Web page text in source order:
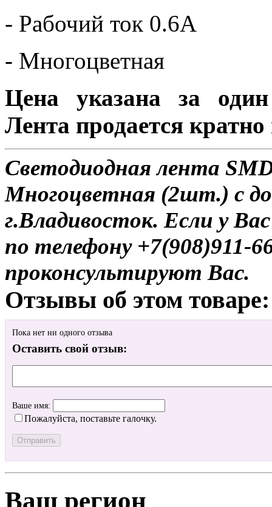
- Рабочий ток 0.6А
- Многоцветная
Цена указана за
Лента продается кратно
Светодиодная лента
Многоцветная (2шт.) с
г.Владивосток. Если у
по телефону
проконсультируют Вас.
Отзывы об этом товаре:
Пока нет ни одного отзыва
Оставить свой отзыв:
Ваше имя:
Пожалуйста, поставьте галочку.
Ваш регион